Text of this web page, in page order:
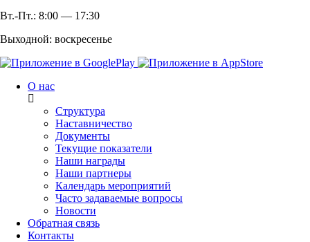
Вт.-Пт.: 8:00 — 17:30
Выходной: воскресенье
О нас
Структура
Наставничество
Документы
Текущие показатели
Наши награды
Наши партнеры
Календарь мероприятий
Часто задаваемые вопросы
Новости
Обратная связь
Контакты